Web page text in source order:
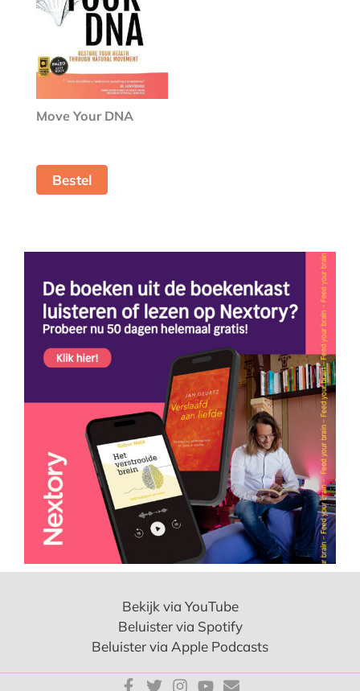
Move Your DNA
Bestel
Bekijk via YouTube
Beluister via Spotify
Beluister via Apple Podcasts